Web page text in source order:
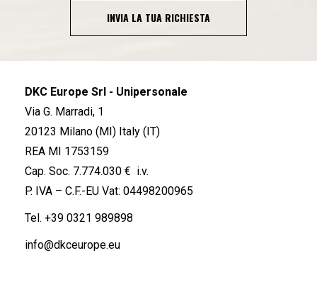
INVIA LA TUA RICHIESTA
DKC Europe Srl - Unipersonale
Via G. Marradi, 1
20123 Milano (MI) Italy (IT)
REA MI 1753159
Cap. Soc. 7.774.030 € i.v.
P. IVA – C.F.-EU Vat: 04498200965
Tel. +39 0321 989898
info@dkceurope.eu